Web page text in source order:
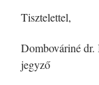
Tisztelettel,
Dombováriné
jegyző